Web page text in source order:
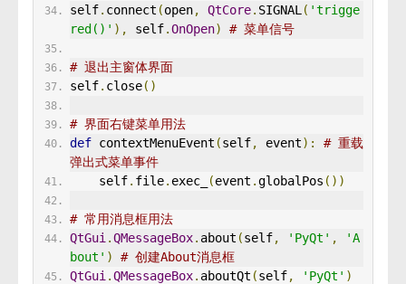
self. connect (open, QtCore. SIGNAL ( 'trigge
red()' ), self.OnOpen) # 菜单信号
# 退出主窗体界面
self. close()
# 界面右键菜单用法
def contextMenuEvent (self, event):
# 重载
弹出式菜单事件
    self
. file. exec_ (event .globalPos ())
# 常用消息框用法
QtGui .QMessageBox. about (self, 'PyQt' ,
'A
bout' )
# 创建About消息框
QtGui .QMessageBox. aboutQt (self, 'PyQt' )